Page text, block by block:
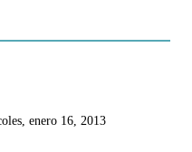
enero 16, 2013